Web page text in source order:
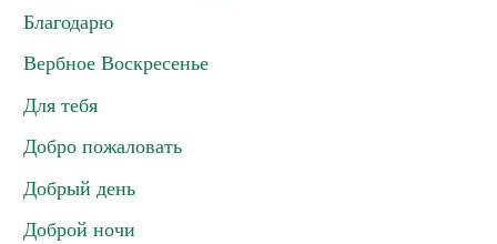
Благодарю
Вербное Воскресенье
Для тебя
Добро пожаловать
Добрый день
Доброй ночи